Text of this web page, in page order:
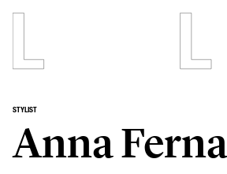
STYLIST
Anna